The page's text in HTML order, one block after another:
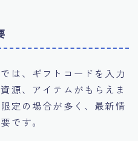
は、ギフトコードを入力
源、アイテムがもらえま
定の場合が多く、最新情
です。